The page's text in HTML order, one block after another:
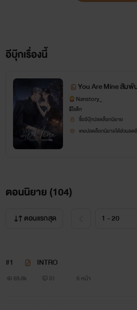
อีบุ๊กเรื่องนี้
You Are Mine สัมพั
คุณมาเฟีย
Nanstory_
อีโรติก
ซื้ออีบุ๊กปลดล็อกนิยาย
เคยปลดล็อกนิยายได้ส่วนลด
ตอนนิยาย (104)
ตอนแรกสุด
#1 INTRO
69.8k 31 6 หน้า